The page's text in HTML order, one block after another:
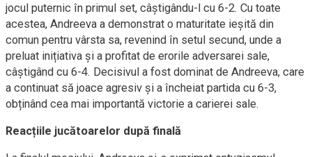
jocul puternic în primul set, câștigându-l cu 6-2. Cu toate
acestea, Andreeva a demonstrat o maturitate ieșită din
comun pentru vârsta sa, revenind în setul secund, unde a
preluat inițiativa și a profitat de erorile adversarei sale,
câștigând cu 6-4. Decisivul a fost dominat de Andreeva, care
a continuat să joace agresiv și a încheiat partida cu 6-3,
obținând cea mai importantă victorie a carierei sale.
Reacțiile jucătoarelor după finală